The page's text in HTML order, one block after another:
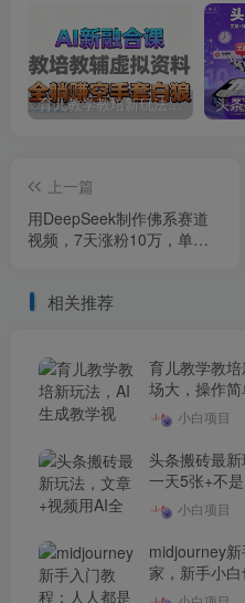
育儿教学教培新玩法，AI生成教学视频，市场大，操作简单，变现天花板非常高
上一篇
用DeepSeek制作佛系赛道
视频，7天涨粉10万，单日
相关推荐
育儿教学教
场大，操作
小白项目
头条搬砖最
一天5张+不
小白项目
midjourney
家，新手小